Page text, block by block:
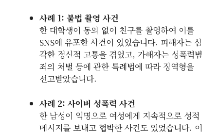
사례 1: 불법 촬영 사건
한 대학생이 동의 없이 친구를 촬영하여 이를
SNS에 유포한 사건이 있었습니다. 피해자는 심
각한 정신적 고통을 겪었고, 가해자는 성폭력범
죄의 처벌 등에 관한 특례법에 따라 징역형을
선고받았습니다.
사례 2: 사이버 성폭력 사건
한 남성이 익명으로 여성에게 지속적으로 성적
메시지를 보내고 협박한 사건도 있었습니다. 이